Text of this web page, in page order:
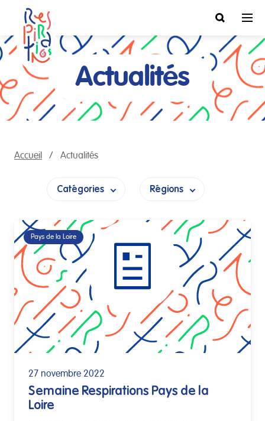
Actualités
Accueil Actualités
Catégories Régions
Pays de la Loire
27 novembre 2022
Semaine Respirations Pays de la
Loire